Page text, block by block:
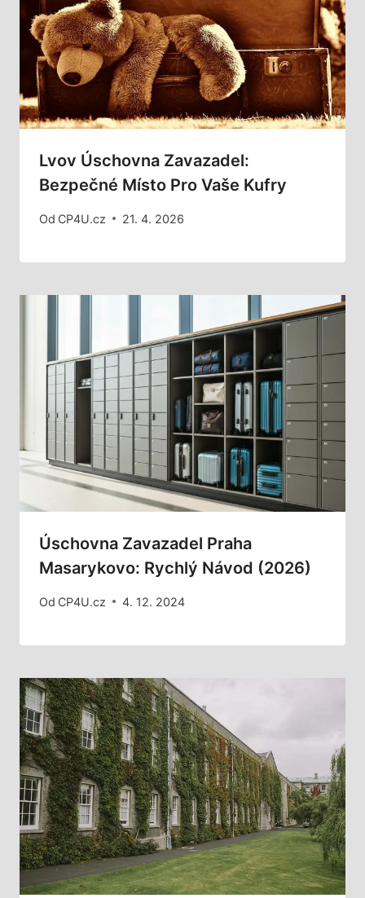
Lvov Úschovna Zavazadel:
Bezpečné Místo Pro Vaše Kufry
Od CP4U.cz 21. 4. 2026
Úschovna Zavazadel Praha
Masarykovo: Rychlý Návod (2026)
Od CP4U.cz 4. 12. 2024